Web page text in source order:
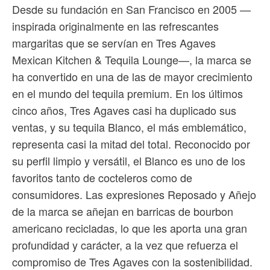
Desde su fundación en San Francisco en 2005 —
inspirada originalmente en las refrescantes
margaritas que se servían en Tres Agaves
Mexican Kitchen & Tequila Lounge—, la marca se
ha convertido en una de las de mayor crecimiento
en el mundo del tequila premium. En los últimos
cinco años, Tres Agaves casi ha duplicado sus
ventas, y su tequila Blanco, el más emblemático,
representa casi la mitad del total. Reconocido por
su perfil limpio y versátil, el Blanco es uno de los
favoritos tanto de cocteleros como de
consumidores. Las expresiones Reposado y Añejo
de la marca se añejan en barricas de bourbon
americano recicladas, lo que les aporta una gran
profundidad y carácter, a la vez que refuerza el
compromiso de Tres Agaves con la sostenibilidad.